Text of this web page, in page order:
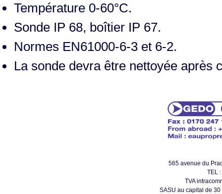
Température 0-60°C.
Sonde IP 68, boîtier IP 67.
Normes EN61000-6-3 et 6-2.
La sonde devra être nettoyée après
565 avenue du
TEL
TVA
SASU au capital de